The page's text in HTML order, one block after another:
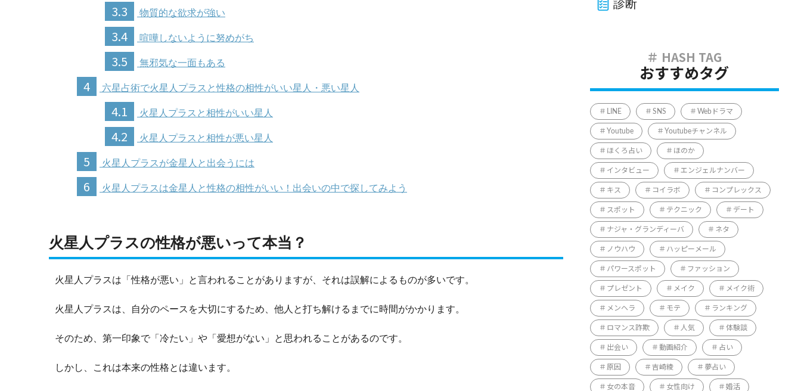
3.3 物質的な欲求が強い
3.4 喧嘩しないように努めがち
3.5 無邪気な一面もある
4 六星占術で火星人プラスと性格の相性がいい星人・悪い星人
4.1 火星人プラスと相性がいい星人
4.2 火星人プラスと相性が悪い星人
5 火星人プラスが金星人と出会うには
6 火星人プラスは金星人と性格の相性がいい！出会いの中で探してみよう
火星人プラスの性格が悪いって本当？
火星人プラスは「性格が悪い」と言われることがありますが、それは誤解によるものが多いです。
火星人プラスは、自分のペースを大切にするため、他人と打ち解けるまでに時間がかかります。
そのため、第一印象で「冷たい」や「愛想がない」と思われることがあるのです。
しかし、これは本来の性格とは違います。
診断
おすすめタグ
LINE SNS Webドラマ
Youtube Youtubeチャンネル
ほくろ占い ほのか
インタビュー エンジェルナンバー
キス コイラボ コンプレックス
スポット テクニック デート
ナジャ・グランディーバ ネタ
ノウハウ ハッピーメール
パワースポット ファッション
プレゼント メイク メイク術
メンヘラ モテ ランキング
ロマンス詐欺 人気 体験談
出会い 動画紹介 占い
原因 吉崎綾 夢占い
女の本音 女性向け 婚活